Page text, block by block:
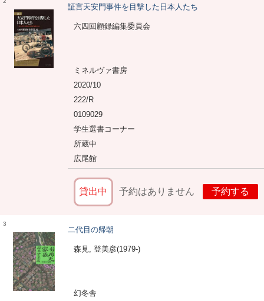
証言天安門事件を目撃した日本人たち
六四回顧録編集委員会
ミネルヴァ書房
2020/10
222/R
0109029
学生選書コーナー
所蔵中
広尾館
貸出中 予約はありません 予約する
3
二代目の帰朝
森見, 登美彦(1979-)
幻冬舎